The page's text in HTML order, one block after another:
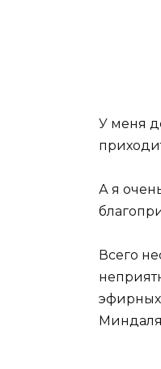
У меня
А я
Всего
эфирных